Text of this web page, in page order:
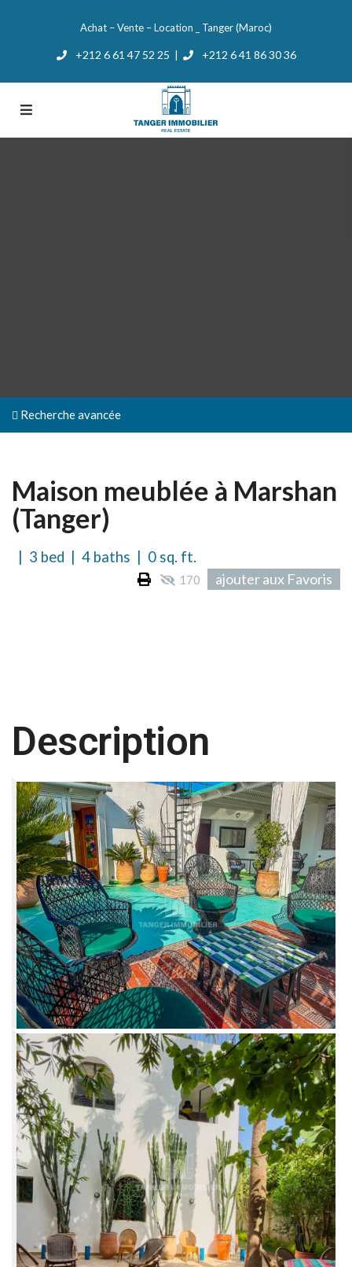
Achat – Vente – Location _ Tanger (Maroc)
+212 6 61 47 52 25 +212 6 41 86 30 36
Recherche avancée
Maison meublée à Marshan
(Tanger)
| 3 bed | 4 baths | 0 sq. ft.
170 ajouter aux Favoris
Description